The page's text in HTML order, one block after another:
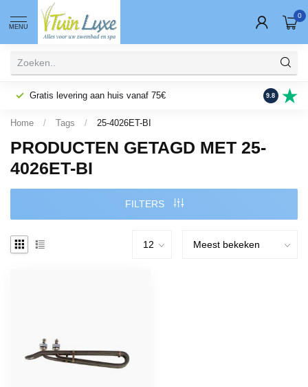
MENU
0
Gratis levering aan huis vanaf 75€ Fysieke
9.8
Home / Tags / 25-4026ET-BI
PRODUCTEN GETAGD MET 25-
4026ET-BI
FILTERS